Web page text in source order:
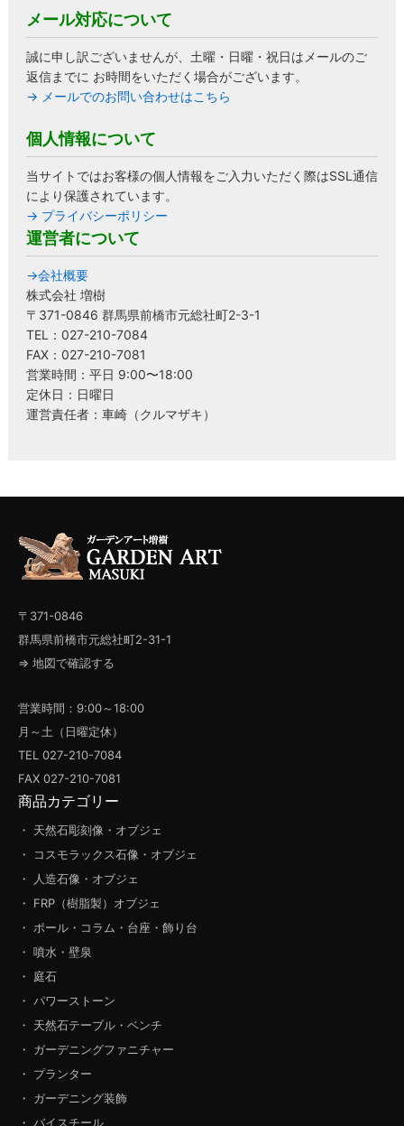
メール対応について
誠に申し訳ございませんが、土曜・日曜・祝日はメールのご
返信までに お時間をいただく場合がございます。
→ メールでのお問い合わせはこちら
個人情報について
当サイトではお客様の個人情報をご入力いただく際はSSL通信
により保護されています。
→ プライバシーポリシー
運営者について
→会社概要
株式会社 増樹
〒371-0846 群馬県前橋市元総社町2-3-1
TEL：027-210-7084
FAX：027-210-7081
営業時間：平日 9:00〜18:00
定休日：日曜日
運営責任者：車崎（クルマザキ）
〒371-0846
群馬県前橋市元総社町2-31-1
⇒ 地図で確認する
営業時間：9:00～18:00
月～土（日曜定休）
TEL 027-210-7084
FAX 027-210-7081
商品カテゴリー
・ 天然石彫刻像・オブジェ
・ コスモラックス石像・オブジェ
・ 人造石像・オブジェ
・ FRP（樹脂製）オブジェ
・ ポール・コラム・台座・飾り台
・ 噴水・壁泉
・ 庭石
・ パワーストーン
・ 天然石テーブル・ベンチ
・ ガーデニングファニチャー
・ プランター
・ ガーデニング装飾
・ バイスチール